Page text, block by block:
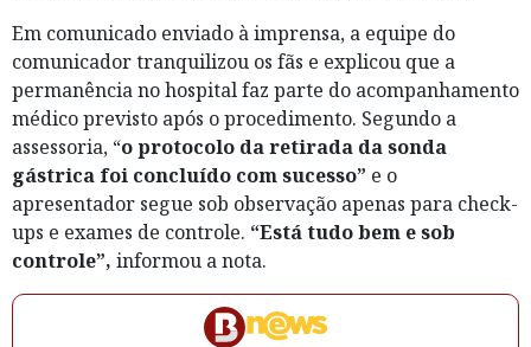
Em comunicado enviado à imprensa, a equipe do
comunicador tranquilizou os fãs e explicou que a
permanência no hospital faz parte do acompanhamento
médico previsto após o procedimento. Segundo a
assessoria, “o protocolo da retirada da sonda
gástrica foi concluído com sucesso” e o
apresentador segue sob observação apenas para check-
ups e exames de controle. “Está tudo bem e sob
controle”, informou a nota.